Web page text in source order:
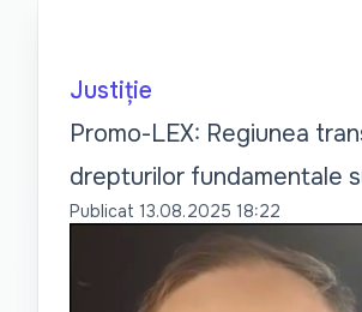
Justiție
Promo-LEX: Regiunea
drepturilor fundamentale
Publicat 13.08.2025 18:22